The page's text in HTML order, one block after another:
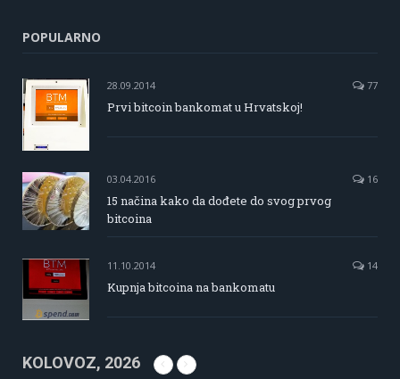
POPULARNO
28.09.2014 77
Prvi bitcoin bankomat u Hrvatskoj!
03.04.2016 16
15 načina kako da dođete do svog prvog
bitcoina
11.10.2014 14
Kupnja bitcoina na bankomatu
KOLOVOZ, 2026